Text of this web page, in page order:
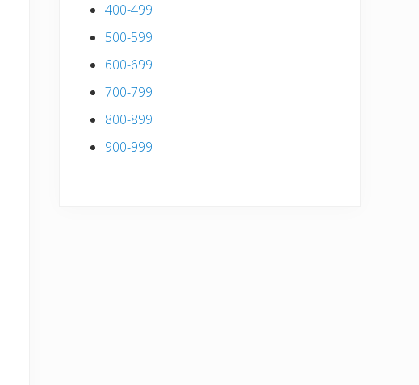
400-499
500-599
600-699
700-799
800-899
900-999